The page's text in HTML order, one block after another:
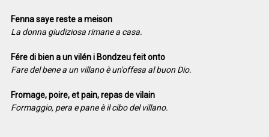
Fenna saye reste a meison
La donna giudiziosa rimane a casa.
Fére di bien a un vilén i Bondzeu feit onto
Fare del bene a un villano è un'offesa al buon Dio.
Fromage, poire, et pain, repas de vilain
Formaggio, pera e pane è il cibo del villano.